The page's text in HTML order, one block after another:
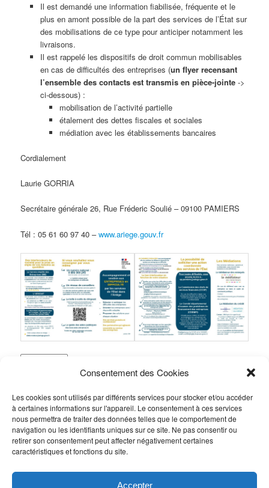
Consentement des Cookies
Les cookies sont utilisés par différents services pour stocker et/ou accéder
à certaines informations sur l'appareil. Le consentement à ces services
nous permettra de traiter des données telles que le comportement de
navigation ou les identifiants uniques sur ce site. Ne pas consentir ou
retirer son consentement peut affecter négativement certaines
caractéristiques et fonctions du site.
Accepter
Il est demandé une information fiabilisée, fréquente et le
plus en amont possible de la part des services de l’État sur
des mobilisations de ce type pour anticiper notamment les
livraisons.
Il est rappelé les dispositifs de droit commun mobilisables
en cas de difficultés des entreprises (un flyer recensant
l’ensemble des contacts est transmis en pièce-jointe->
ci-dessous) :
mobilisation de l’activité partielle
étalement des dettes fiscales et sociales
médiation avec les établissements bancaires
Cordialement
Laurie GORRIA
Secrétaire générale 26, Rue Fréderic Soulié – 09100 PAMIERS
Tél : 05 61 60 97 40 –www.ariege.gouv.fr
aide état aides mobilisables, blocage agriculteurs difficultes
manifestations,préfecture |Laisser un commentaire
R
e
h